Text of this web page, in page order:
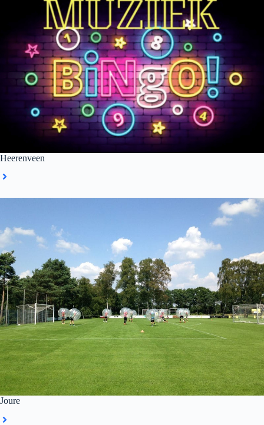
Heerenveen
Joure